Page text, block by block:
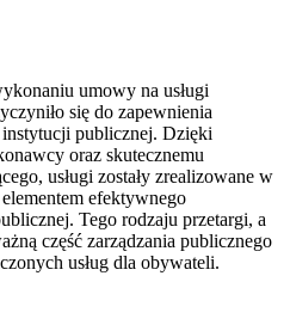
umowy na usługi
się do zapewnienia
publicznej. Dzięki
oraz skutecznemu
usługi zostały zrealizowane w
efektywnego
Tego rodzaju przetargi, a
część zarządzania publicznego
usług dla obywateli.